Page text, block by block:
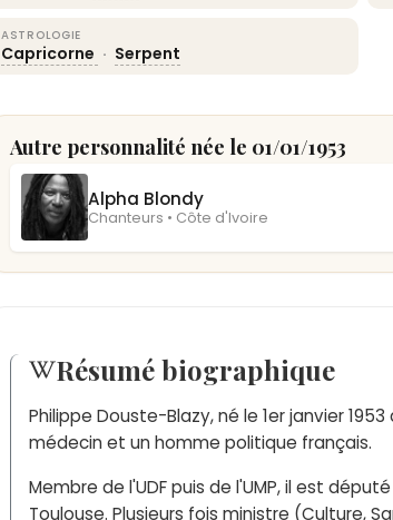
ASTROLOGIE
Capricorne · Serpent
Autre personnalité née le 01/01/1953
Alpha Blondy
Chanteurs • Côte d'Ivoire
Résumé biographique
Philippe Douste-Blazy, né le 1er janvier
médecin et un homme politique français.
Membre de l'UDF puis de l'UMP, il est
Toulouse. Plusieurs fois ministre (Culture,